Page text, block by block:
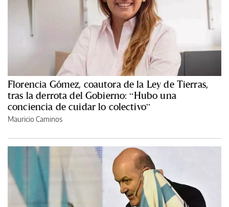
Florencia Gómez, coautora de la Ley de Tierras,
tras la derrota del Gobierno: “Hubo una
conciencia de cuidar lo colectivo”
Mauricio Caminos